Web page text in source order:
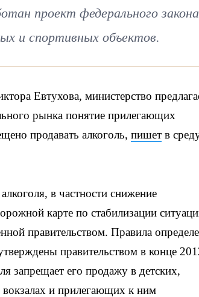
проект федерального
и спортивных объектов.
Евтухова, министерство
рынка понятие прилегающих
продавать алкоголь, пишет в
в частности снижение
карте по стабилизации
правительством. Правила
правительством в конце
запрещает его продажу в детских,
и прилегающих к ним